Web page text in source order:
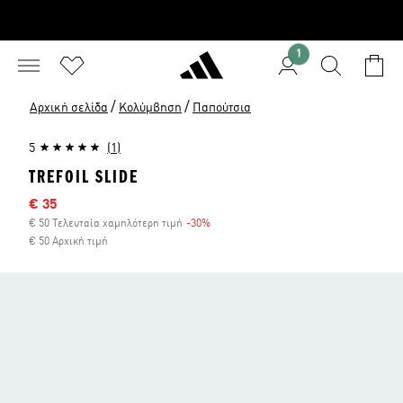
1
Αρχική σελίδα / Κολύμβηση / Παπούτσια
5 (1)
TREFOIL SLIDE
Τιμή έκπτωσης
€ 35
€ 50 Τελευταία χαμηλότερη τιμή -30%
€ 50 Αρχική τιμή